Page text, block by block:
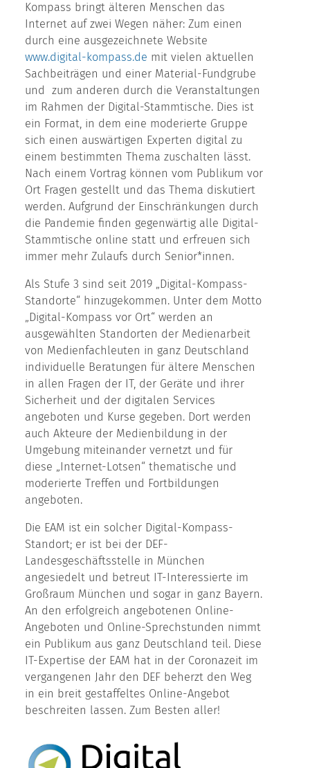
Kompass bringt älteren Menschen das
Internet auf zwei Wegen näher: Zum einen
durch eine ausgezeichnete Website
www.digital-kompass.de mit vielen aktuellen
Sachbeiträgen und einer Material-Fundgrube
und zum anderen durch die Veranstaltungen
im Rahmen der Digital-Stammtische. Dies ist
ein Format, in dem eine moderierte Gruppe
sich einen auswärtigen Experten digital zu
einem bestimmten Thema zuschalten lässt.
Nach einem Vortrag können vom Publikum vor
Ort Fragen gestellt und das Thema diskutiert
werden. Aufgrund der Einschränkungen durch
die Pandemie finden gegenwärtig alle Digital-
Stammtische online statt und erfreuen sich
immer mehr Zulaufs durch Senior*innen.
Als Stufe 3 sind seit 2019 „Digital-Kompass-
Standorte“ hinzugekommen. Unter dem Motto
„Digital-Kompass vor Ort“ werden an
ausgewählten Standorten der Medienarbeit
von Medienfachleuten in ganz Deutschland
individuelle Beratungen für ältere Menschen
in allen Fragen der IT, der Geräte und ihrer
Sicherheit und der digitalen Services
angeboten und Kurse gegeben. Dort werden
auch Akteure der Medienbildung in der
Umgebung miteinander vernetzt und für
diese „Internet-Lotsen“ thematische und
moderierte Treffen und Fortbildungen
angeboten.
Die EAM ist ein solcher Digital-Kompass-
Standort; er ist bei der DEF-
Landesgeschäftsstelle in München
angesiedelt und betreut IT-Interessierte im
Großraum München und sogar in ganz Bayern.
An den erfolgreich angebotenen Online-
Angeboten und Online-Sprechstunden nimmt
ein Publikum aus ganz Deutschland teil. Diese
IT-Expertise der EAM hat in der Coronazeit im
vergangenen Jahr den DEF beherzt den Weg
in ein breit gestaffeltes Online-Angebot
beschreiten lassen. Zum Besten aller!